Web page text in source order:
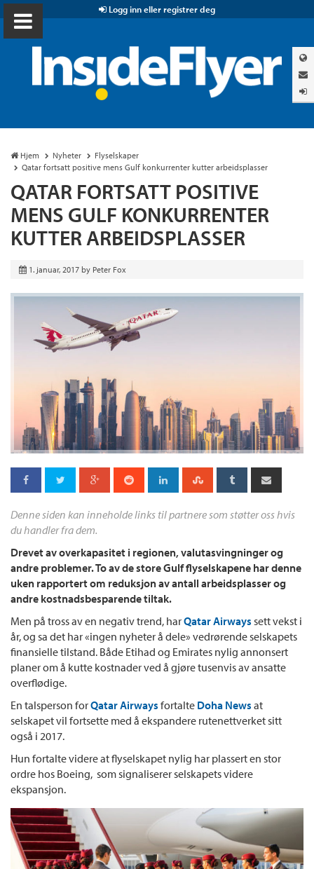
Logg inn eller registrer deg
Hjem Nyheter
Flyselskaper
Qatar fortsatt positive mens Gulf konkurrenter kutter arbeidsplasser
QATAR FORTSATT POSITIVE
MENS GULF KONKURRENTER
KUTTER ARBEIDSPLASSER
1. januar, 2017 by Peter Fox
Denne siden kan inneholde links til partnere som støtter oss hvis
du handler fra dem.
Drevet av overkapasitet i regionen, valutasvingninger og
andre problemer. To av de store Gulf flyselskapene har denne
uken rapportert om reduksjon av antall arbeidsplasser og
andre kostnadsbesparende tiltak.
Men på tross av en negativ trend, harQatar Airways sett vekst i
år, og sa det har «ingen nyheter å dele» vedrørende selskapets
finansielle tilstand. Både Etihad og Emirates nylig annonsert
planer om å kutte kostnader ved å gjøre tusenvis av ansatte
overflødige.
En talsperson forQatar Airways fortalte Doha News at
selskapet vil fortsette med å ekspandere rutenettverket sitt
også i 2017.
Hun fortalte videre at flyselskapet nylig har plassert en stor
ordre hos Boeing, som signaliserer selskapets videre
ekspansjon.